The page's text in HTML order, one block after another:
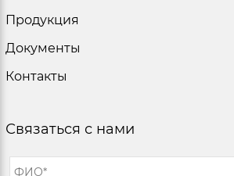
Продукция
Документы
Контакты
Связаться с нами